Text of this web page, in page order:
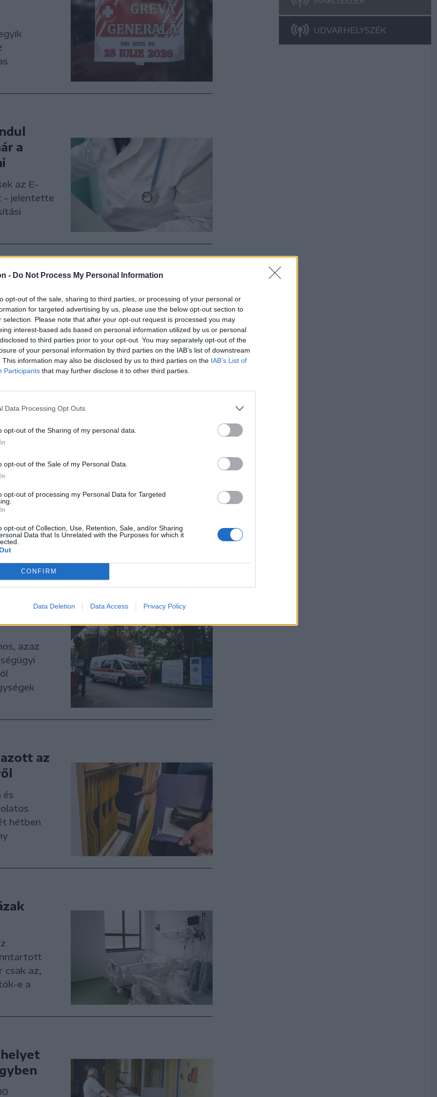
- Do Not Process My Personal Information
opt-out of the sale, sharing to third parties, or processing of your personal or
for targeted advertising by us, please use the below opt-out section to
selection. Please note that after your opt-out request is processed you may
interest-based ads based on personal information utilized by us or personal
to third parties prior to your opt-out. You may separately opt-out of the
of your personal information by third parties on the IAB’s list of downstream
This information may also be disclosed by us to third parties on the IAB’s List of
Participants that may further disclose it to other third parties.
Data Processing Opt Outs
opt-out of the Sharing of my personal data.
opt-out of the Sale of my Personal Data.
opt-out of processing my Personal Data for Targeted
opt-out of Collection, Use, Retention, Sale, and/or Sharing
Data that Is Unrelated with the Purposes for which it
CONFIRM
Data Deletion Data Access Privacy Policy
a
az E-
– jelentette
az
hogy
bértörvény
fogják
sztrájkot,
ott,
a
azaz
az
és
hétben
csak az,
e a
UDVARHELYSZÉK